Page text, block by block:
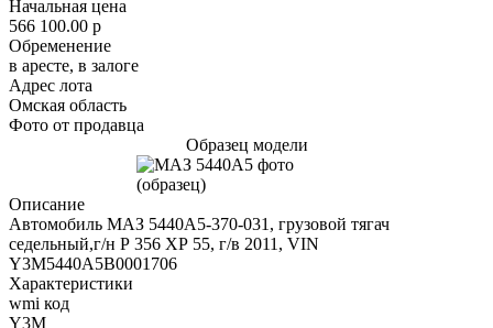
Начальная цена
566 100.00 p
Обременение
в аресте, в залоге
Адрес лота
Омская область
Фото от продавца
Образец модели
Описание
Автомобиль МАЗ 5440А5-370-031, грузовой тягач
седельный,г/н Р 356 ХР 55, г/в 2011, VIN
Y3M5440A5B0001706
Характеристики
wmi код
Y3M